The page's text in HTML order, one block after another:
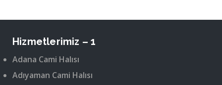
Hizmetlerimiz – 1
Adana Cami Halısı
Adıyaman Cami Halısı